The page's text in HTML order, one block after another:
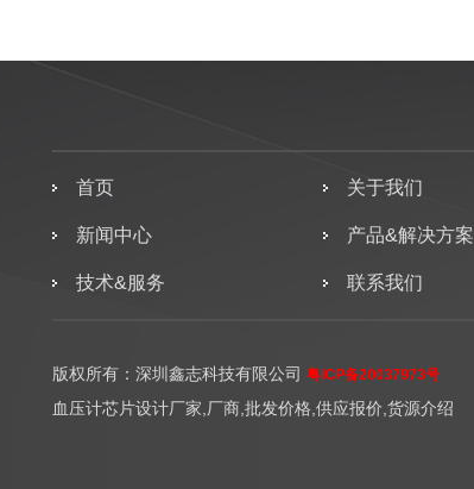
首页 关于我们
新闻中心 产品&解决方案
技术&服务 联系我们
版权所有：深圳鑫志科技有限公司粤ICP备20037973号
血压计芯片设计厂家,厂商,批发价格,供应报价,货源介绍